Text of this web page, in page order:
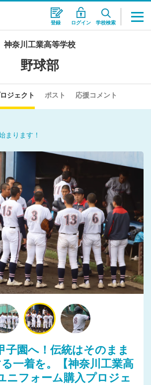
登録 ログイン 学校検索
神奈川工業高等学校
野球部
ジェクト ポスト 応援コメント
まります！
子園へ！伝統はそのまま
一着を。【神奈川工業高
ニフォーム購入プロジェ